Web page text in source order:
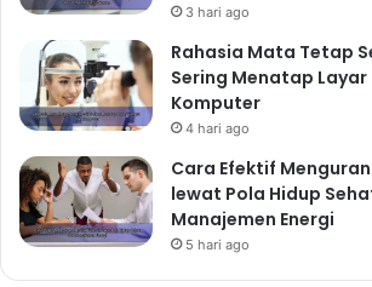
3 hari ago
Rahasia Mata Tetap
Sering Menatap
Komputer
4 hari ago
Cara Efektif
lewat Pola Hidup
Manajemen Energi
5 hari ago